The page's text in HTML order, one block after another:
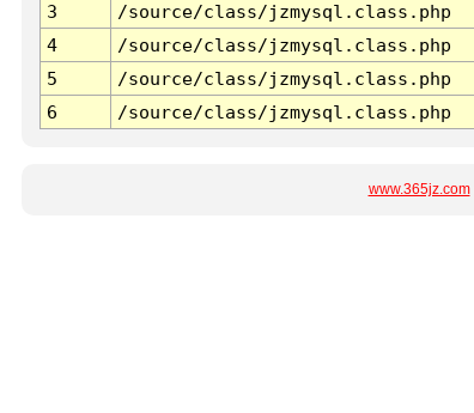
3
/source/class/jzmysql.class.php
4
/source/class/jzmysql.class.php
5
/source/class/jzmysql.class.php
6
/source/class/jzmysql.class.php
www.365jz.com